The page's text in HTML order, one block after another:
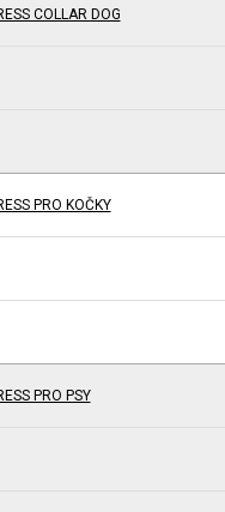
COLLAR DOG
PRO KOČKY
PRO PSY